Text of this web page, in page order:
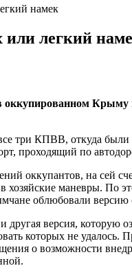
намек
легкий
Крыму
три КПВВ, откуда были
проходящий по
оккупантов, на сей
в хозяйские маневры.
облюбовали версию
другая версия,
которых не удалось.
о возможности